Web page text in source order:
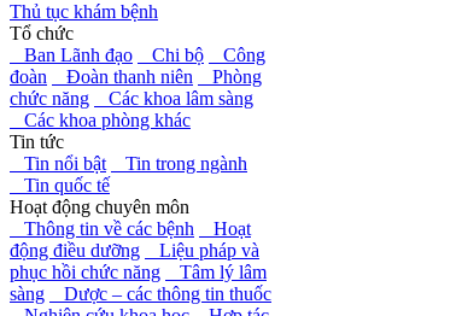
Thủ tục khám bệnh
Tổ chức
Ban Lãnh đạo
Chi bộ
Công
đoàn
Đoàn thanh niên
Phòng
chức năng
Các khoa lâm sàng
Các khoa phòng khác
Tin tức
Tin nổi bật
Tin trong ngành
Tin quốc tế
Hoạt động chuyên môn
Thông tin về các bệnh
Hoạt
động điều dưỡng
Liệu pháp và
phục hồi chức năng
Tâm lý lâm
sàng
Dược – các thông tin thuốc